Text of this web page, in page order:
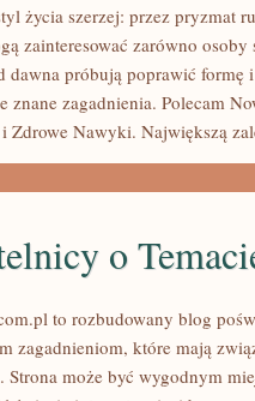
życia szerzej: przez pryzmat
zainteresować zarówno
dawna próbują poprawić formę
znane zagadnienia. Polecam
Zdrowe Nawyki. Największą
o
to rozbudowany blog
zagadnieniom, które mają
Strona może być wygodnym